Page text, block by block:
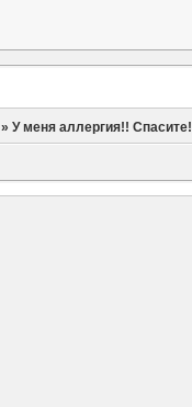
»У меня аллергия!! Спасите!